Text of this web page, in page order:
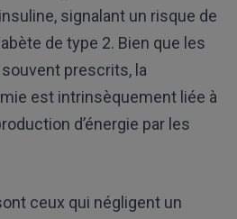
signalant un risque de
de type 2. Bien que les
prescrits, la
est intrinsèquement liée à
d’énergie par les
ceux qui négligent un